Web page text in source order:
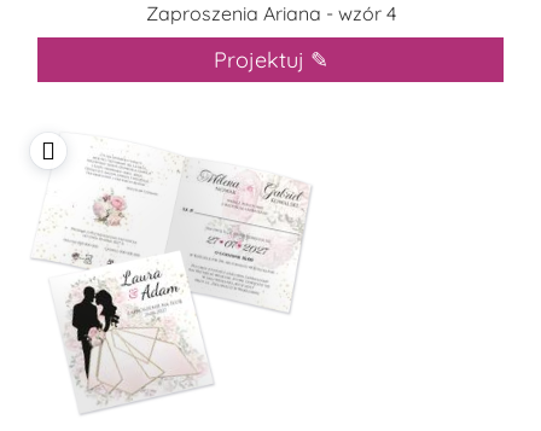
Zaproszenia Ariana - wzór 4
Projektuj ✎